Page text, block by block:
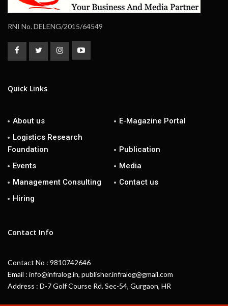
RNI No. DELENG/2015/64549
Quick Links
About us
E-Magazine Portal
Logistics Research
Foundation
Publication
Events
Media
Management Consulting
Contact us
Hiring
Contact Info
Contact No : 9810742646
Email : info@infralog.in, publisher.infralog@gmail.com
Address : D-7 Golf Course Rd. Sec-54, Gurgaon, HR